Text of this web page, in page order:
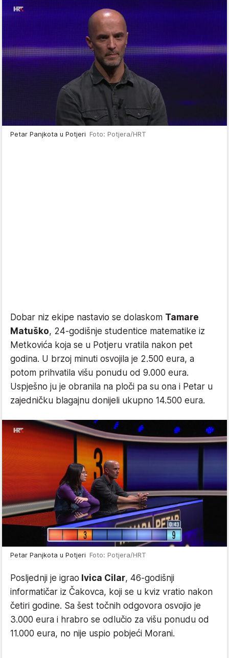
Petar Panjkota u Potjeri Foto: Potjera/HRT
Dobar niz ekipe nastavio se dolaskom Tamare
Matuško, 24-godišnje studentice matematike iz
Metkovića koja se u Potjeru vratila nakon pet
godina. U brzoj minuti osvojila je 2.500 eura, a
potom prihvatila višu ponudu od 9.000 eura.
Uspješno ju je obranila na ploči pa su ona i Petar u
zajedničku blagajnu donijeli ukupno 14.500 eura.
Petar Panjkota u Potjeri Foto: Potjera/HRT
Posljednji je igrao Ivica Cilar, 46-godišnji
informatičar iz Čakovca, koji se u kviz vratio nakon
četiri godine. Sa šest točnih odgovora osvojio je
3.000 eura i hrabro se odlučio za višu ponudu od
11.000 eura, no nije uspio pobjeći Morani.